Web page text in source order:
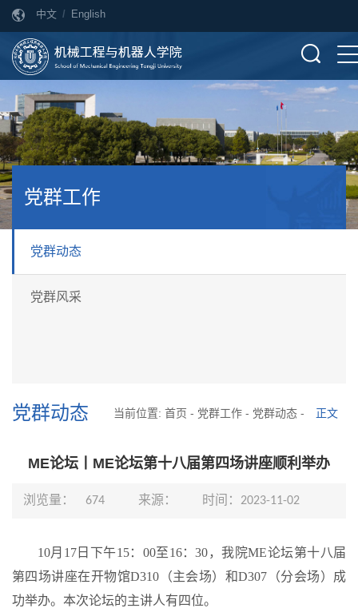
中文 / English
党群工作
党群动态
党群风采
党群动态 当前位置: 首页 - 党群工作 - 党群动态 - 正文
ME论坛丨ME论坛第十八届第四场讲座顺利举办
浏览量： 674 来源： 时间：2023-11-02
10月 17日下午15：00至16：30，我院ME论坛第十八届
第四场讲座在开物馆D310 （主会场）和D307 （分会场）成
功举办。本次论坛的主讲人有四位。